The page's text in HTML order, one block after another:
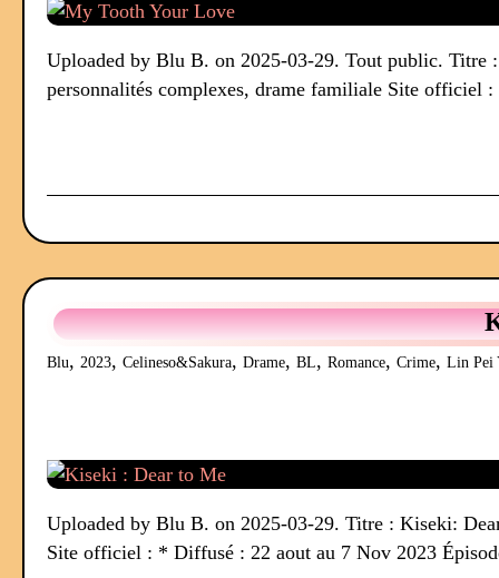
Uploaded by Blu B. on 2025-03-29. Tout public. Titre
personnalités complexes, drame familiale Site officiel
Blu, 2023, Celineso&Sakura, Drame, BL, Romance, Crime, Lin Pei
Uploaded by Blu B. on 2025-03-29. Titre : Kiseki:
Site officiel : * Diffusé : 22 aout au 7 Nov 2023